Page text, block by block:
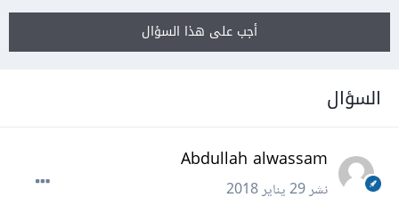
أجب على هذا السؤال
السؤال
Abdullah alwassam
نشر29 يناير 2018